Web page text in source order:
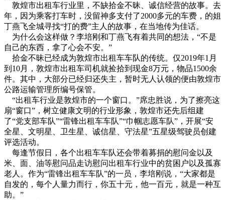
敦煌市出租车行业里，不缺拾金不昧、诚信经营的故事。去
年，因为乘客打车时，没留神多支付了2000多元的车费，的姐
丁燕飞全城寻找“打的费”主人的故事，在当地传为佳话。
为什么会这样做？李培刚和丁燕飞有着共同的想法，“不是
自己的东西，拿了心会不安。”
拾金不昧已经成为敦煌市出租车车队的传统。仅2019年1月
到10月，敦煌市出租车司机就捡拾到现金8万元，物品1500余
件。其中，大部分已经归还失主，暂时无人认领的便由敦煌市
公路运输管理所编号保管。
“出租车行业是敦煌市的一个窗口。”席忠胜说，为了擦亮这
扇“窗口”，树立健康文明的行业形象，敦煌市还先后组建
了“党支部车队”“雷锋出租车车队”“巾帼志愿车队”，开展“安
全星、文明星、卫生星、诚信星、守法星”五星级驾驶员创建
评选活动。
每逢节假日，各个出租车车队还会带着募捐的慰问金以及
米、面、油等慰问品走访慰问出租车行业中的贫困户以及孤寡
老人。作为“雷锋出租车车队”的一员，李培刚说，“大家都是
自发的，每个人量力而行，你五十元，他一百元，就是一种互
助。”